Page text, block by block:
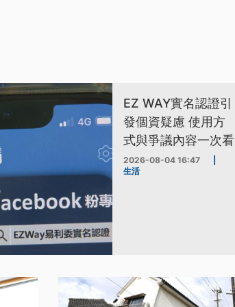
EZ WAY實名認證引
發個資疑慮 使用方
式與爭議內容一次看
2026-08-04 16:47
生活